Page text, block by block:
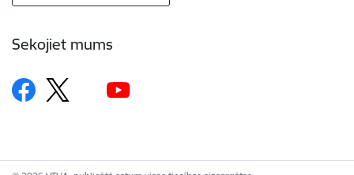
Sekojiet mums